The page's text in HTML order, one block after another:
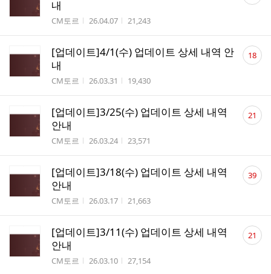
내
작성자
CM토르 작성시간
26.04.07 조회수
21,243
[업데이트]4/1(수) 업데이트 상세 내역 안
내
작성자
CM토르 작성시간
26.03.31 조회수
19,430
댓
글18
[업데이트]3/25(수) 업데이트 상세 내역
안내
작성자
CM토르 작성시간
26.03.24 조회수
23,571
댓
글21
[업데이트]3/18(수) 업데이트 상세 내역
안내
작성자
CM토르 작성시간
26.03.17 조회수
21,663
댓
글39
[업데이트]3/11(수) 업데이트 상세 내역
안내
작성자
CM토르 작성시간
26.03.10 조회수
27,154
댓
글21